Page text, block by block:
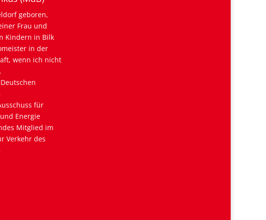
geboren,
Frau und
Kindern in Bilk
in der
wenn ich nicht
für
Energie
Mitglied im
Verkehr des